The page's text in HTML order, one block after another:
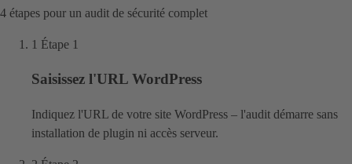
4 étapes pour un audit de sécurité complet
1 Étape 1
Saisissez l'URL WordPress
Indiquez l'URL de votre site WordPress – l'audit démarre sans
installation de plugin ni accès serveur.